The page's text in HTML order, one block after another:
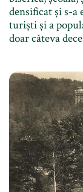
densificat și s-a
turiști și a
doar câteva